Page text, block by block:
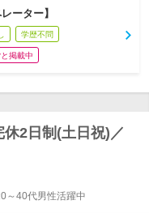
ーター】
学歴不問
掲載中
2日制(土日祝)／
～40代男性活躍中